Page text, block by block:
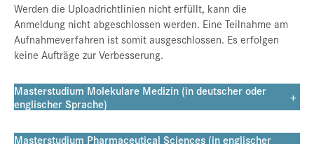
Presse
Jobs
Datenschutz
Werden die Uploadrichtlinien nicht erfüllt, kann die
Anmeldung nicht abgeschlossen werden. Eine Teilnahme am
Aufnahmeverfahren ist somit ausgeschlossen. Es erfolgen
keine Aufträge zur Verbesserung.
Masterstudium Molekulare Medizin (in deutscher oder
englischer Sprache)
+
Masterstudium Pharmaceutical Sciences (in englischer